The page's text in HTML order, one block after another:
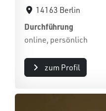
14163 Berlin
Durchführung
online, persönlich
zum Profil